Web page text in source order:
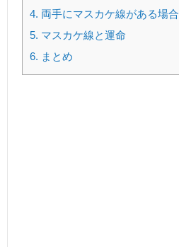
4. 両手にマスカケ線がある場合
5. マスカケ線と運命
6. まとめ